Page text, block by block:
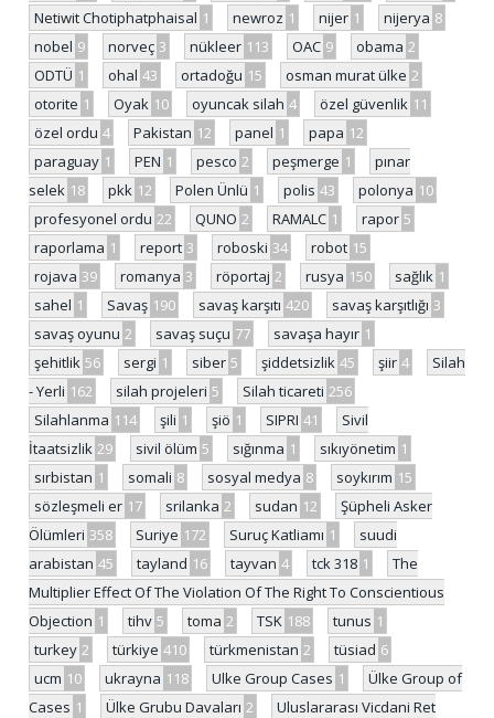
Netiwit Chotiphatphaisal 1 newroz 1 nijer 1 nijerya 8
nobel 9 norveç 3 nükleer 113 OAC 9 obama 2
ODTÜ 1 ohal 43 ortadoğu 15 osman murat ülke 2
otorite 1 Oyak 10 oyuncak silah 4 özel güvenlik 11
özel ordu 4 Pakistan 12 panel 1 papa 12
paraguay 1 PEN 1 pesco 2 peşmerge 1
pınar
selek 18 pkk 12 Polen Ünlü 1 polis 43 polonya 10
profesyonel ordu 22 QUNO 2 RAMALC 1 rapor 5
raporlama 1 report 3 roboski 34 robot 15
rojava 39 romanya 3 röportaj 2 rusya 150 sağlık 1
sahel 1 Savaş 190 savaş karşıtı 420 savaş karşıtlığı 3
savaş oyunu 2 savaş suçu 77 savaşa hayır 1
şehitlik 56 sergi 1 siber 5 şiddetsizlik 45 şiir 4
Silah
- Yerli 162 silah projeleri 5 Silah ticareti 256
Silahlanma 114 şili 1 şiö 1 SIPRI 41
Sivil
İtaatsizlik 29 sivil ölüm 5 sığınma 1 sıkıyönetim 1
sırbistan 1 somali 8 sosyal medya 8 soykırım 15
sözleşmeli er 17 srilanka 2 sudan 12
Şüpheli Asker
Ölümleri 358 Suriye 172 Suruç Katliamı 1
suudi
arabistan 45 tayland 16 tayvan 4 tck 318 1
The
Multiplier Effect Of The Violation Of The Right To Conscientious
Objection 1 tihv 5 toma 2 TSK 188 tunus 1
turkey 2 türkiye 410 türkmenistan 2 tüsiad 6
ucm 10 ukrayna 118 Ulke Group Cases 1
Ülke Group of
Cases 1 Ülke Grubu Davaları 2
Uluslararası Vicdani Ret